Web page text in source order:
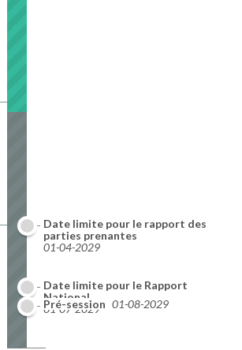
Date limite pour le rapport des
parties prenantes
01-04-2029
Date limite pour le Rapport
National
01-07-2029
Pré-session 01-08-2029